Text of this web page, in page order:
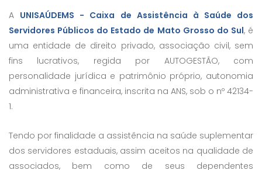
A UNISAÚDEMS - Caixa de Assistência à Saúde dos
Servidores Públicos do Estado de Mato Grosso do Sul, é
uma entidade de direito privado, associação civil, sem
fins lucrativos, regida por AUTOGESTÃO, com
personalidade jurídica e patrimônio próprio, autonomia
administrativa e financeira, inscrita na ANS, sob o nº 42134-
1.
Tendo por finalidade a assistência na saúde suplementar
dos servidores estaduais, assim aceitos na qualidade de
associados, bem como de seus dependentes